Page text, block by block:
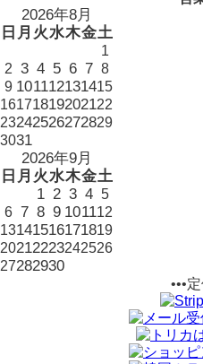
2026年8月
日 月 火水木金土
1
2 3 4 5 6 7 8
9 101112131415
16171819202122
23242526272829
3031
2026年9月
日 月 火水木金土
1 2 3 4 5
6 7 8 9 101112
13141516171819
20212223242526
27282930
•••